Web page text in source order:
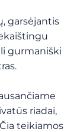
garsėjantis
gurmaniški
riadai,
teikiamos